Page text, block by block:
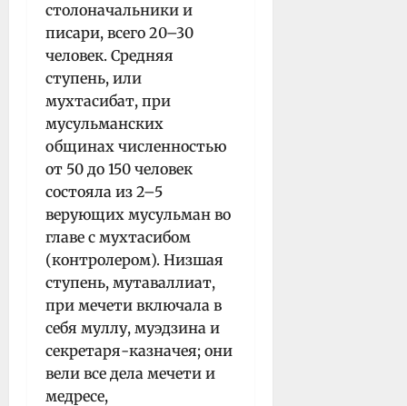
столоначальники и
писари, всего 20–30
человек. Средняя
ступень, или
мухтасибат, при
мусульманских
общинах численностью
от 50 до 150 человек
состояла из 2–5
верующих мусульман во
главе с мухтасибом
(контролером). Низшая
ступень, мутаваллиат,
при мечети включала в
себя муллу, муэдзина и
секретаря-казначея; они
вели все дела мечети и
медресе,